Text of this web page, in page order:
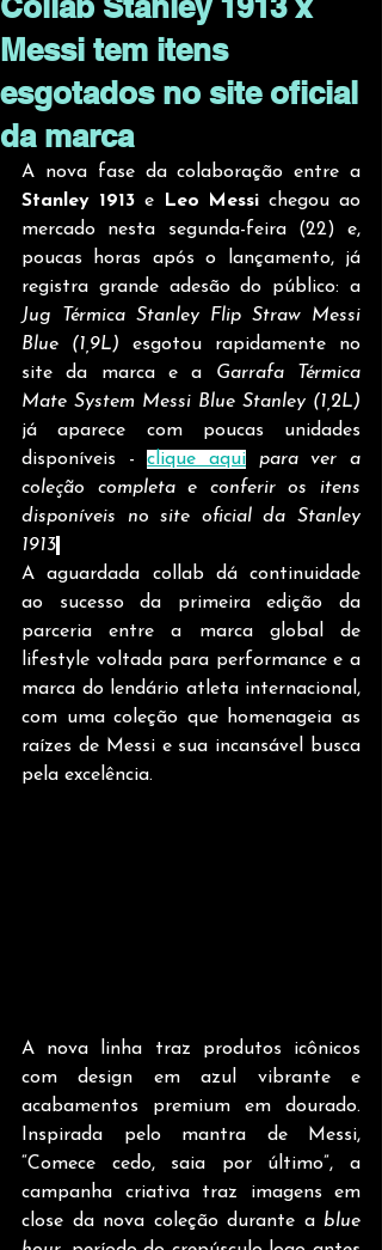
Messi tem itens
esgotados no site oficial
da marca
Stanley 1913 e Leo Messi chegou ao
mercado nesta segunda-feira (22) e,
poucas horas após o lançamento, já
Jug Térmica Stanley Flip Straw Messi
Blue (1,9L) esgotou rapidamente no
site da marca e a Garrafa Térmica
Mate System Messi Blue Stanley (1,2L)
já aparece com poucas unidades
disponíveis - clique aqui para ver a
coleção completa e conferir os itens
disponíveis no site oficial da Stanley
1913
A aguardada collab dá continuidade
ao sucesso da primeira edição da
parceria entre a marca global de
lifestyle voltada para performance e a
marca do lendário atleta internacional,
com uma coleção que homenageia as
raízes de Messi e sua incansável busca
pela excelência.
A nova linha traz produtos icônicos
com design em azul vibrante e
acabamentos premium em dourado.
Inspirada pelo mantra de Messi,
“Comece cedo, saia por último”, a
campanha criativa traz imagens em
close da nova coleção durante a blue